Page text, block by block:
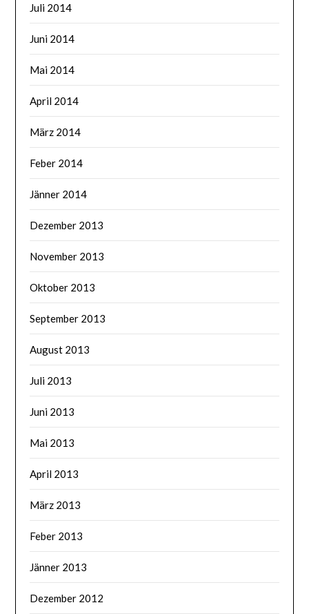
Juli 2014
Juni 2014
Mai 2014
April 2014
März 2014
Feber 2014
Jänner 2014
Dezember 2013
November 2013
Oktober 2013
September 2013
August 2013
Juli 2013
Juni 2013
Mai 2013
April 2013
März 2013
Feber 2013
Jänner 2013
Dezember 2012